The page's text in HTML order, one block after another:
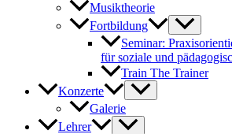
Musiktheorie
Fortbildung
Seminar:
für soziale und
Train The Trainer
Konzerte
Galerie
Lehrer